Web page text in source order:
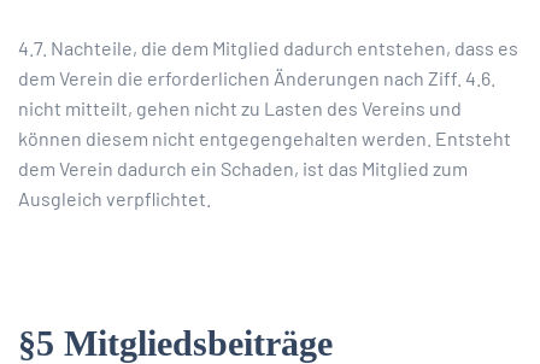
4.7. Nachteile, die dem Mitglied dadurch entstehen, dass es
dem Verein die erforderlichen Änderungen nach Ziff. 4.6.
nicht mitteilt, gehen nicht zu Lasten des Vereins und
können diesem nicht entgegengehalten werden. Entsteht
dem Verein dadurch ein Schaden, ist das Mitglied zum
Ausgleich verpflichtet.
§5 Mitgliedsbeiträge